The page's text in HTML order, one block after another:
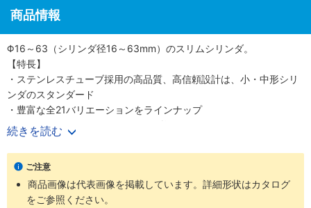
商品情報
Φ16～63（シリンダ径16～63mm）のスリムシリンダ。
【特長】
・ステンレスチューブ採用の高品質、高信頼設計は、小・中形シリ
ンダのスタンダード
・豊富な全21バリエーションをラインナップ
・700mm/s（Φ50、 63（シリンダ径50、63mm）は500mm/s）
の高速作動に対応
・耐久性のあるピストンパッキンを採用
・センサスイッチの後付けが可能
・高い取付け精度と簡単な取付作業
【用途】
続きを読む
ご注意
商品画像は代表画像を掲載しています。詳細形状はカタログ
をご参照ください。